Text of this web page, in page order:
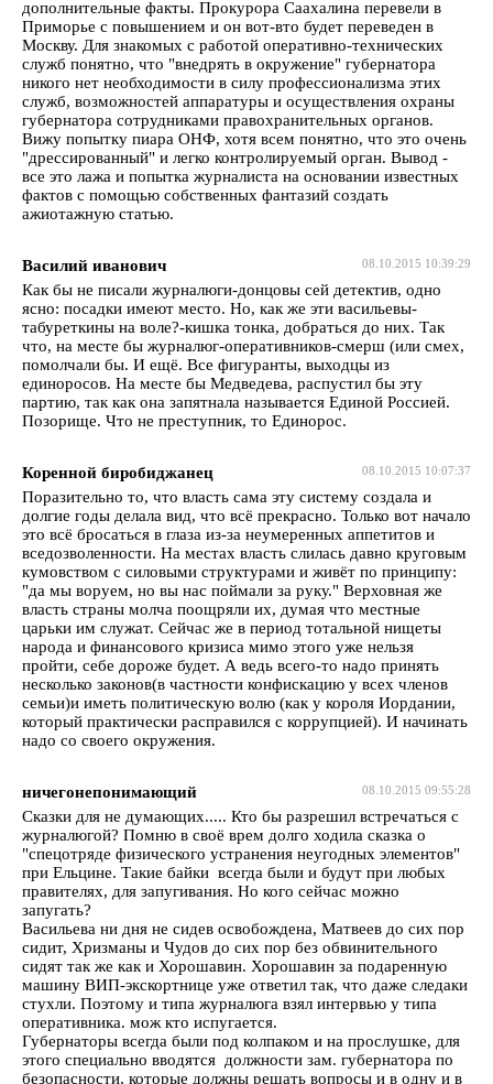
дополнительные факты. Прокурора Саахалина перевели в
Приморье с повышением и он вот-вто будет переведен в
Москву. Для знакомых с работой оперативно-технических
служб понятно, что "внедрять в окружение" губернатора
никого нет необходимости в силу профессионализма этих
служб, возможностей аппаратуры и осуществления охраны
губернатора сотрудниками правохранительных органов.
Вижу попытку пиара ОНФ, хотя всем понятно, что это очень
"дрессированный" и легко контролируемый орган. Вывод -
все это лажа и попытка журналиста на основании известных
фактов с помощью собственных фантазий создать
ажиотажную статью.
08.10.2015 10:39:29
Василий иванович
Как бы не писали журналюги-донцовы сей детектив, одно
ясно: посадки имеют место. Но, как же эти васильевы-
табуреткины на воле?-кишка тонка, добраться до них. Так
что, на месте бы журналюг-оперативников-смерш (или смех,
помолчали бы. И ещё. Все фигуранты, выходцы из
единоросов. На месте бы Медведева, распустил бы эту
партию, так как она запятнала называется Единой Россией.
Позорище. Что не преступник, то Единорос.
08.10.2015 10:07:37
Коренной биробиджанец
Поразительно то, что власть сама эту систему создала и
долгие годы делала вид, что всё прекрасно. Только вот начало
это всё бросаться в глаза из-за неумеренных аппетитов и
вседозволенности. На местах власть слилась давно круговым
кумовством с силовыми структурами и живёт по принципу:
"да мы воруем, но вы нас поймали за руку." Верховная же
власть страны молча поощряли их, думая что местные
царьки им служат. Сейчас же в период тотальной нищеты
народа и финансового кризиса мимо этого уже нельзя
пройти, себе дороже будет. А ведь всего-то надо принять
несколько законов(в частности конфискацию у всех членов
семьи)и иметь политическую волю (как у короля Иордании,
который практически расправился с коррупцией). И начинать
надо со своего окружения.
08.10.2015 09:55:28
ничегонепонимающий
Сказки для не думающих..... Кто бы разрешил встречаться с
журналюгой? Помню в своё врем долго ходила сказка о
"спецотряде физического устранения неугодных элементов"
при Ельцине. Такие байки всегда были и будут при любых
правителях, для запугивания. Но кого сейчас можно
запугать?
Васильева ни дня не сидев освобождена, Матвеев до сих пор
сидит, Хризманы и Чудов до сих пор без обвинительного
сидят так же как и Хорошавин. Хорошавин за подаренную
машину ВИП-экскортнице уже ответил так, что даже следаки
стухли. Поэтому и типа журналюга взял интервью у типа
оперативника. мож кто испугается.
Губернаторы всегда были под колпаком и на прослушке, для
этого специально вводятся должности зам. губернатора по
безопасности, которые должны решать вопросы и в одну и в